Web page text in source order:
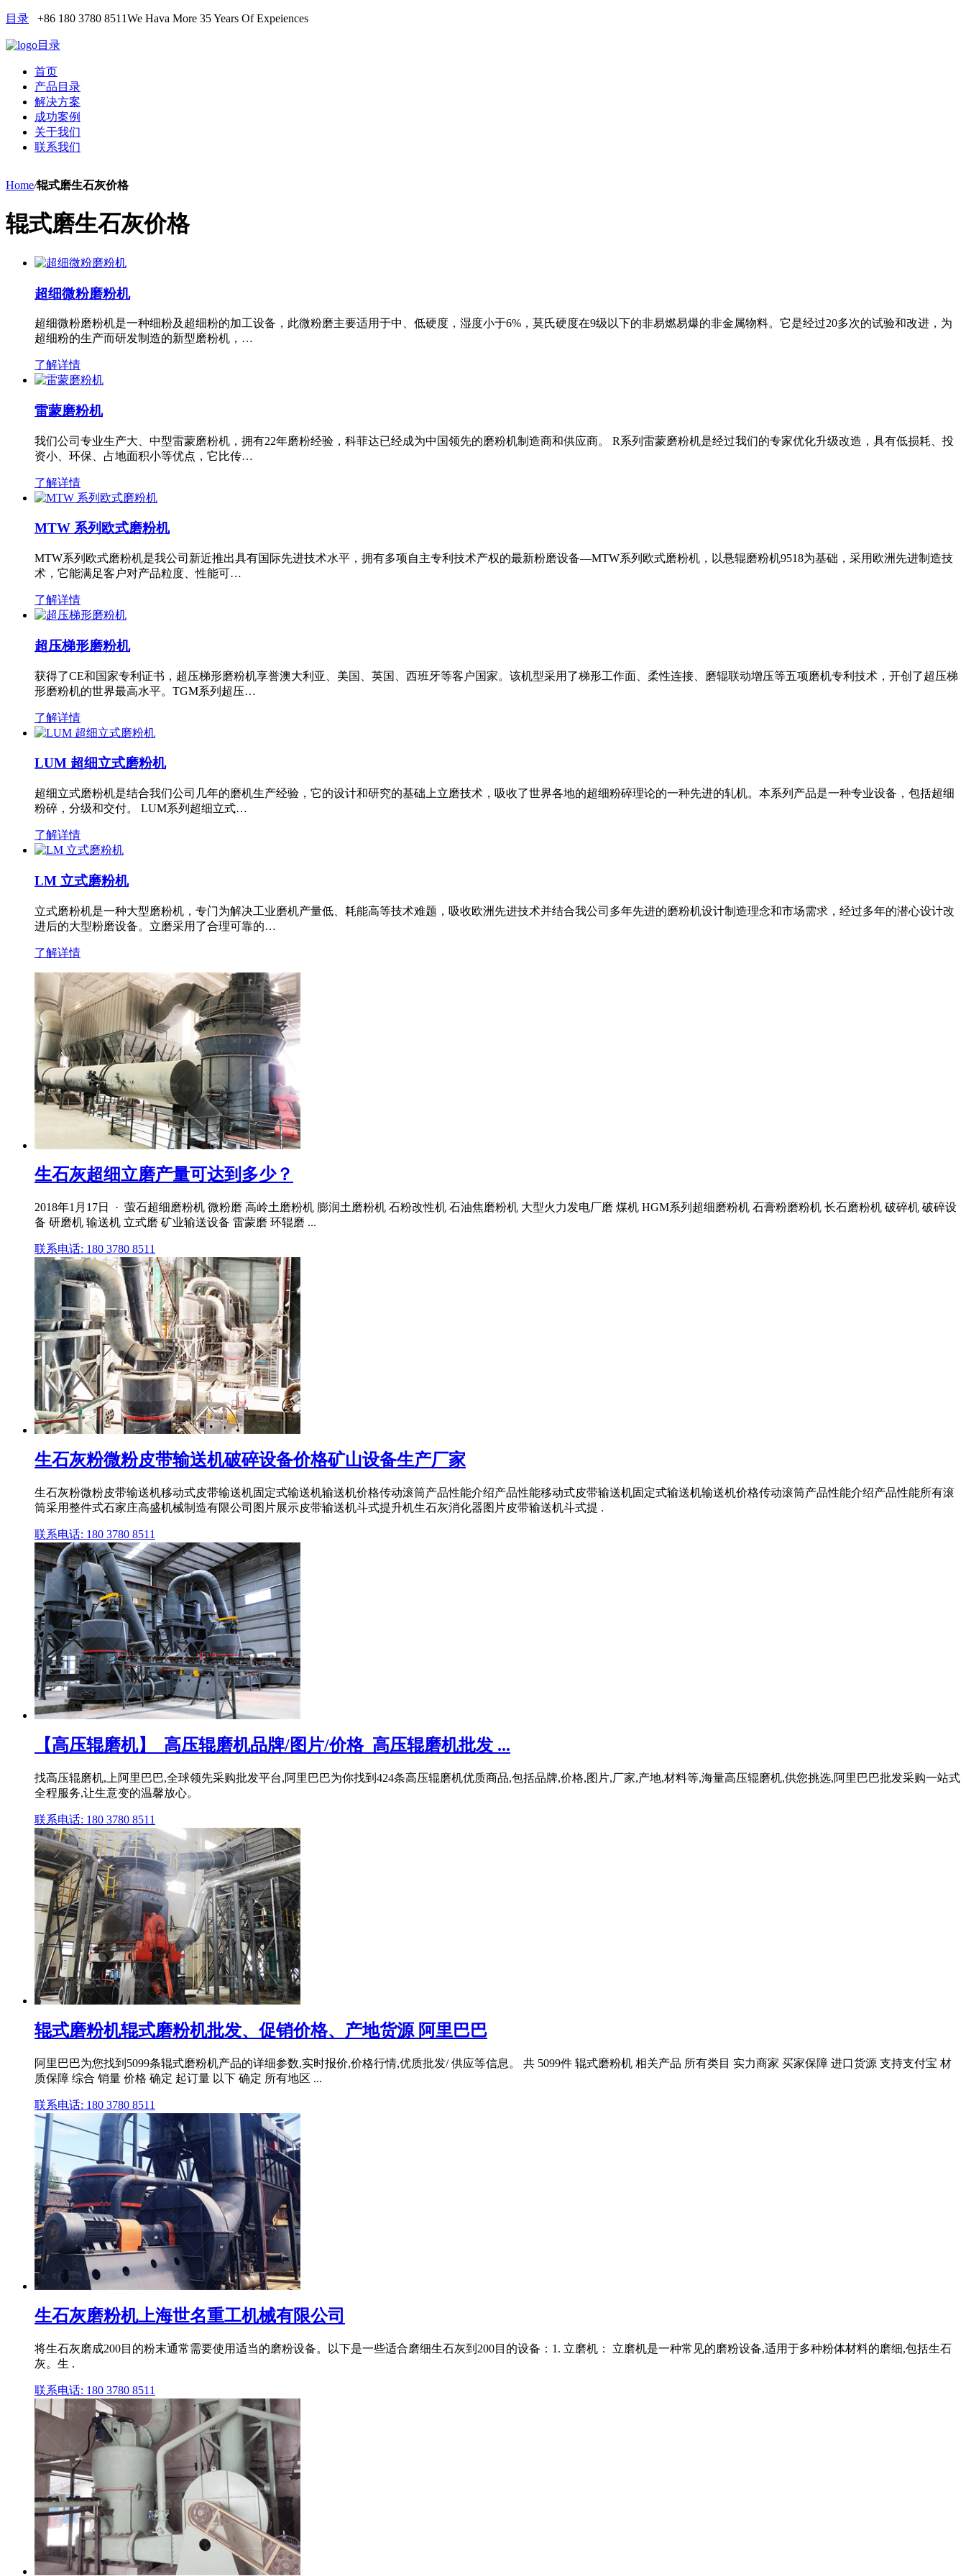
目录 +86 180 3780 8511We Hava More 35 Years Of Expeiences
目录
首页
产品目录
解决方案
成功案例
关于我们
联系我们
Home/辊式磨生石灰价格
辊式磨生石灰价格
超细微粉磨粉机
超细微粉磨粉机是一种细粉及超细粉的加工设备，此微粉磨主要适用于中、低硬度，湿度小于6%，莫氏硬度在9级以下的非易燃易爆的非金属物料。它是经过20多次的试验和改进，为
超细粉的生产而研发制造的新型磨粉机，…
了解详情
雷蒙磨粉机
我们公司专业生产大、中型雷蒙磨粉机，拥有22年磨粉经验，科菲达已经成为中国领先的磨粉机制造商和供应商。 R系列雷蒙磨粉机是经过我们的专家优化升级改造，具有低损耗、投
资小、环保、占地面积小等优点，它比传…
了解详情
MTW 系列欧式磨粉机
MTW系列欧式磨粉机是我公司新近推出具有国际先进技术水平，拥有多项自主专利技术产权的最新粉磨设备—MTW系列欧式磨粉机，以悬辊磨粉机9518为基础，采用欧洲先进制造技
术，它能满足客户对产品粒度、性能可…
了解详情
超压梯形磨粉机
获得了CE和国家专利证书，超压梯形磨粉机享誉澳大利亚、美国、英国、西班牙等客户国家。该机型采用了梯形工作面、柔性连接、磨辊联动增压等五项磨机专利技术，开创了超压梯
形磨粉机的世界最高水平。TGM系列超压…
了解详情
LUM 超细立式磨粉机
超细立式磨粉机是结合我们公司几年的磨机生产经验，它的设计和研究的基础上立磨技术，吸收了世界各地的超细粉碎理论的一种先进的轧机。本系列产品是一种专业设备，包括超细
粉碎，分级和交付。 LUM系列超细立式…
了解详情
LM 立式磨粉机
立式磨粉机是一种大型磨粉机，专门为解决工业磨机产量低、耗能高等技术难题，吸收欧洲先进技术并结合我公司多年先进的磨粉机设计制造理念和市场需求，经过多年的潜心设计改
进后的大型粉磨设备。立磨采用了合理可靠的…
了解详情
生石灰超细立磨产量可达到多少？
2018年1月17日 · 萤石超细磨粉机 微粉磨 高岭土磨粉机 膨润土磨粉机 石粉改性机 石油焦磨粉机 大型火力发电厂磨 煤机 HGM系列超细磨粉机 石膏粉磨粉机 长石磨粉机 破碎机 破碎设
备 研磨机 输送机 立式磨 矿业输送设备 雷蒙磨 环辊磨 ...
联系电话: 180 3780 8511
生石灰粉微粉皮带输送机破碎设备价格矿山设备生产厂家
生石灰粉微粉皮带输送机移动式皮带输送机固定式输送机输送机价格传动滚筒产品性能介绍产品性能移动式皮带输送机固定式输送机输送机价格传动滚筒产品性能介绍产品性能所有滚
筒采用整件式石家庄高盛机械制造有限公司图片展示皮带输送机斗式提升机生石灰消化器图片皮带输送机斗式提 .
联系电话: 180 3780 8511
【高压辊磨机】_高压辊磨机品牌/图片/价格_高压辊磨机批发 ...
找高压辊磨机,上阿里巴巴,全球领先采购批发平台,阿里巴巴为你找到424条高压辊磨机优质商品,包括品牌,价格,图片,厂家,产地,材料等,海量高压辊磨机,供您挑选,阿里巴巴批发采购一站式
全程服务,让生意变的温馨放心。
联系电话: 180 3780 8511
辊式磨粉机辊式磨粉机批发、促销价格、产地货源 阿里巴巴
阿里巴巴为您找到5099条辊式磨粉机产品的详细参数,实时报价,价格行情,优质批发/ 供应等信息。 共 5099件 辊式磨粉机 相关产品 所有类目 实力商家 买家保障 进口货源 支持支付宝 材
质保障 综合 销量 价格 确定 起订量 以下 确定 所有地区 ...
联系电话: 180 3780 8511
生石灰磨粉机上海世名重工机械有限公司
将生石灰磨成200目的粉末通常需要使用适当的磨粉设备。以下是一些适合磨细生石灰到200目的设备：1. 立磨机： 立磨机是一种常见的磨粉设备,适用于多种粉体材料的磨细,包括生石
灰。生 .
联系电话: 180 3780 8511